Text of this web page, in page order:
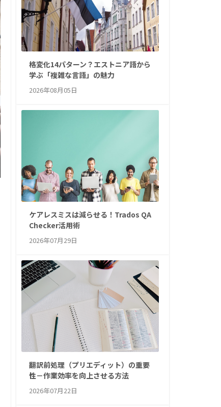
格変化14パターン？エストニア語から
学ぶ「複雑な言語」の魅力
2026年08月05日
ケアレスミスは減らせる！Trados QA
Checker活用術
2026年07月29日
翻訳前処理（プリエディット）の重要
性－作業効率を向上させる方法
2026年07月22日